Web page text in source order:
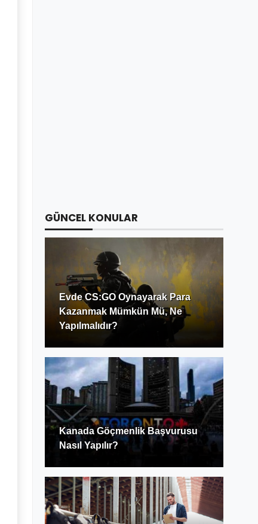
GÜNCEL KONULAR
Evde CS:GO Oynayarak Para
Kazanmak Mümkün Mü, Ne
Yapılmalıdır?
Kanada Göçmenlik Başvurusu
Nasıl Yapılır?